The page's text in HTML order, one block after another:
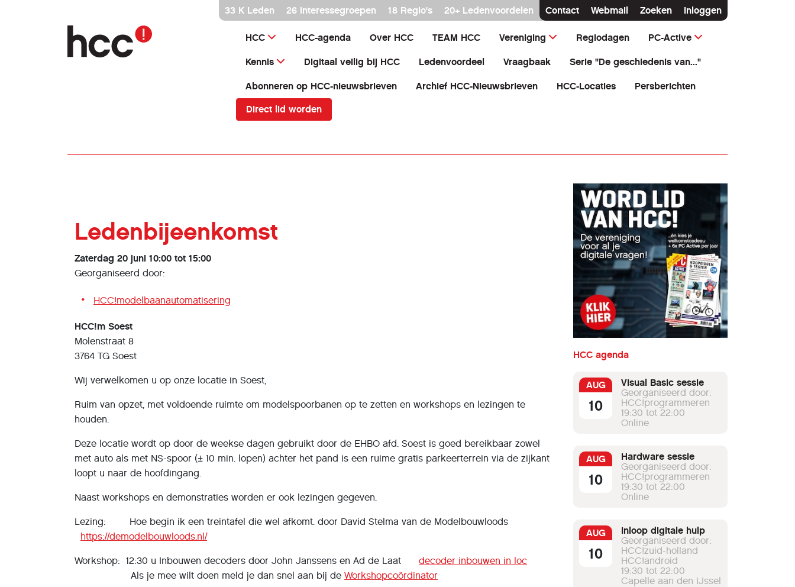
naar
inhoud
33 K Leden 26 interessegroepen 18 Regio's 20+ Ledenvoordelen Contact Webmail Zoeken Inloggen
HCC HCC-agenda Over HCC TEAM HCC Vereniging Regiodagen PC-Active
Kennis Digitaal veilig bij HCC Ledenvoordeel Vraagbaak Serie "De geschiedenis van..."
Abonneren op HCC-nieuwsbrieven Archief HCC-Nieuwsbrieven HCC-Locaties Persberichten
Direct lid worden
Ledenbijeenkomst
Zaterdag 20 juni 10:00 tot 15:00
Georganiseerd door:
HCC!modelbaanautomatisering
HCC!m Soest
Molenstraat 8
3764 TG Soest
Wij verwelkomen u op onze locatie in Soest,
Ruim van opzet, met voldoende ruimte om modelspoorbanen op te zetten en workshops en lezingen te
houden.
Deze locatie wordt op door de weekse dagen gebruikt door de EHBO afd. Soest is goed bereikbaar zowel
met auto als met NS-spoor (± 10 min. lopen) achter het pand is een ruime gratis parkeerterrein via de zijkant
loopt u naar de hoofdingang.
Naast workshops en demonstraties worden er ook lezingen gegeven.
Lezing: Hoe begin ik een treintafel die wel afkomt. door David Stelma van de Modelbouwloods
https://demodelbouwloods.nl/
Workshop: 12:30 u Inbouwen decoders door John Janssens en Ad de Laat decoder inbouwen in loc
Als je mee wilt doen meld je dan snel aan bij de Workshopcoördinator
HCC agenda
AUG
10
Visual Basic sessie
Georganiseerd door:
HCC!programmeren
19:30 tot 22:00
Online
AUG
10
Hardware sessie
Georganiseerd door:
HCC!programmeren
19:30 tot 22:00
Online
AUG
10
Inloop digitale hulp
Georganiseerd door:
HCC!zuid-holland
HCC!android
19:30 tot 22:00
Capelle aan den IJssel